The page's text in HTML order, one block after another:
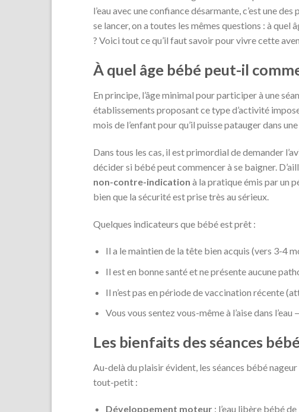
l’eau avec une confiance désarmante, c’est une
se lancer, on a toutes les mêmes questions : à
? Voici tout ce qu’il faut savoir pour vivre cette
À quel âge bébé peut-il
En principe, l’âge minimal pour participer à une
établissements proposant ce type d’activité
mois de l’enfant pour qu’il puisse patauger dans
Dans tous les cas, il est primordial de demander
décider si bébé peut commencer à se baigner.
non-contre-indication à la pratique émis par un
bien que la sécurité est prise très au sérieux.
Quelques indicateurs que bébé est prêt :
Il a le maintien de la tête bien acquis (vers 3-4
Il est en bonne santé et ne présente aucune
Il n’est pas en période de vaccination récente
Vous vous sentez vous-même à l’aise dans
Les bienfaits des séances
Au-delà du plaisir évident, les séances bébé
tout-petit :
Développement moteur: l’eau libère bébé